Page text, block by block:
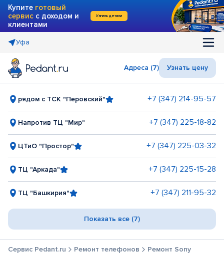
Купите готовый
сервис с доходом и
клиентами
Узнать детали
Уфа
Адреса (7) Узнать цену
рядом с ТСК "Перовский" +7 (347) 214-95-57
Напротив ТЦ "Мир" +7 (347) 225-18-82
ЦТиО "Простор" +7 (347) 225-03-32
ТЦ "Аркада" +7 (347) 225-15-28
ТЦ "Башкирия" +7 (347) 211-95-32
Показать все (7)
Сервис Pedant.ru Ремонт телефонов Ремонт Sony